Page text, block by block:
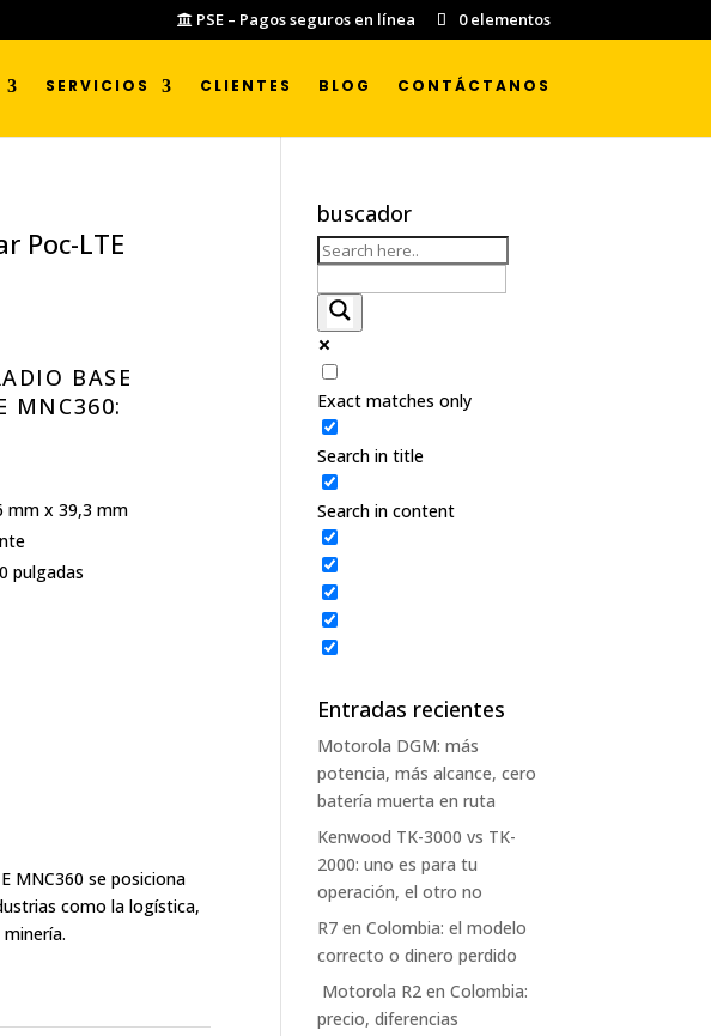
PSE – Pagos seguros en línea 0 elementos
SERVICIOS CLIENTES BLOG CONTÁCTANOS
Poc-LTE
BASE
MNC360:
mm x 39,3 mm
pulgadas
MNC360 se posiciona
como la logística,
buscador
Exact matches only
Search in title
Search in content
Entradas recientes
Motorola DGM: más
potencia, más alcance, cero
batería muerta en ruta
Kenwood TK-3000 vs TK-
2000: uno es para tu
operación, el otro no
R7 en Colombia: el modelo
correcto o dinero perdido
Motorola R2 en Colombia:
precio, diferencias